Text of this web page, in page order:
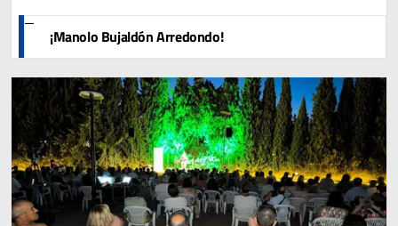
¡Manolo Bujaldón Arredondo!